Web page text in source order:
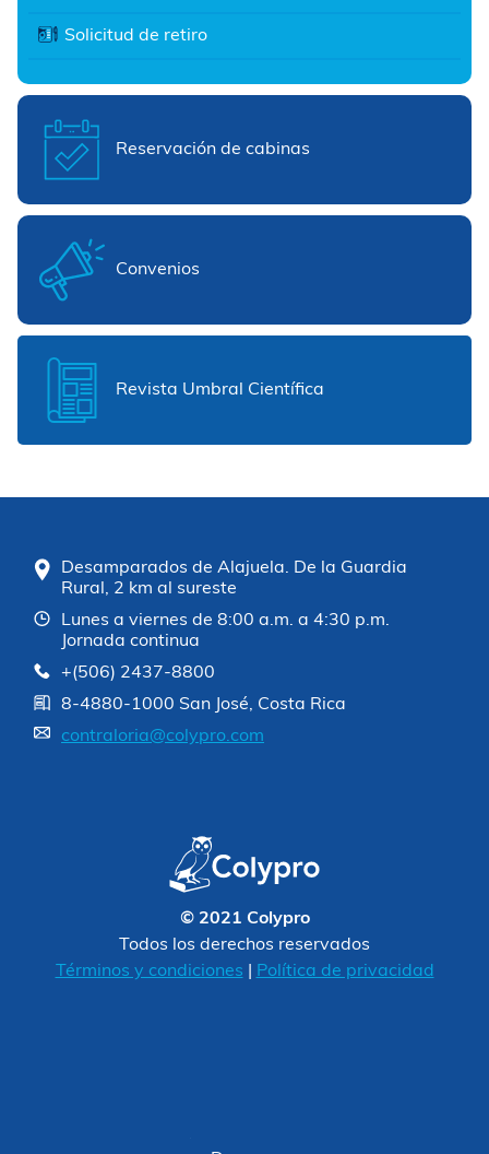
Solicitud de retiro
Reservación de cabinas
Convenios
Revista Umbral Científica
Desamparados de Alajuela. De la Guardia
Rural, 2 km al sureste
Lunes a viernes de 8:00 a.m. a 4:30 p.m.
Jornada continua
+(506) 2437-8800
8-4880-1000 San José, Costa Rica
contraloria@colypro.com
© 2021 Colypro
Todos los derechos reservados
Términos y condiciones
Política de privacidad